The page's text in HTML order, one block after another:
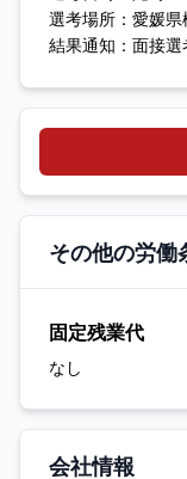
選考場所：愛媛
結果通知：面接
その他の労働
固定残業代
なし
会社情報